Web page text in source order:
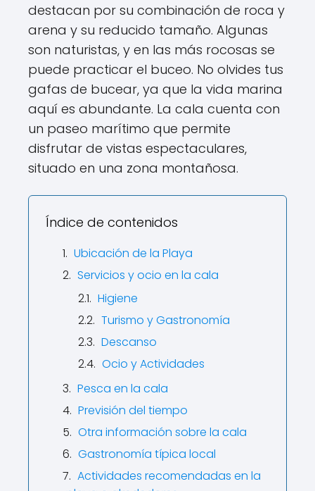
destacan por su combinación de roca y
arena y su reducido tamaño. Algunas
son naturistas, y en las más rocosas se
puede practicar el buceo. No olvides tus
gafas de bucear, ya que la vida marina
aquí es abundante. La cala cuenta con
un paseo marítimo que permite
disfrutar de vistas espectaculares,
situado en una zona montañosa.
Índice de contenidos
Ubicación de la Playa
Servicios y ocio en la cala
Higiene
Turismo y Gastronomía
Descanso
Ocio y Actividades
Pesca en la cala
Previsión del tiempo
Otra información sobre la cala
Gastronomía típica local
Actividades recomendadas en la